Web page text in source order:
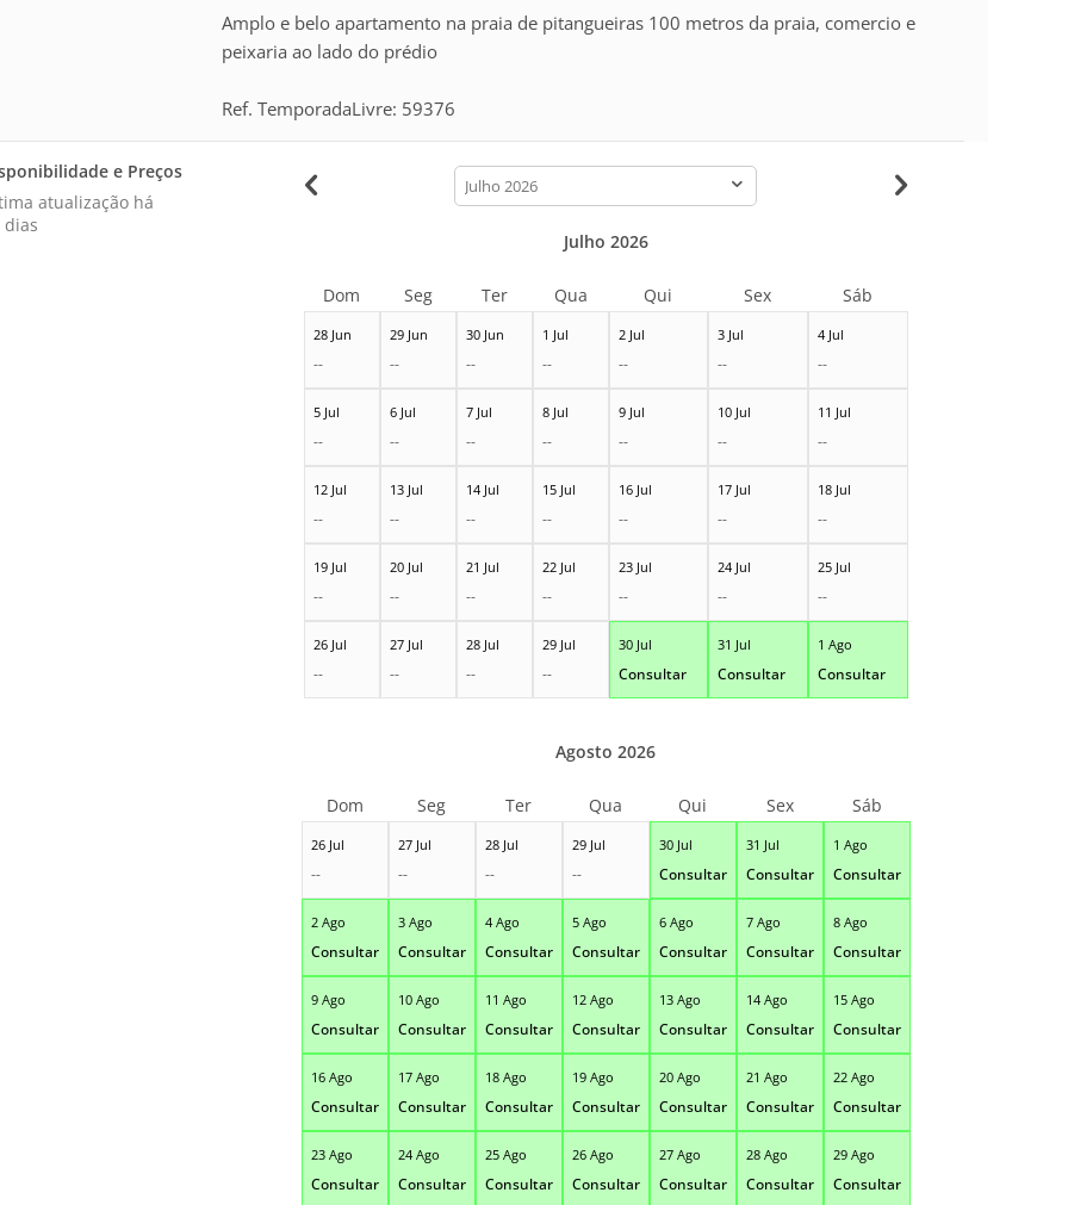
Amplo e belo apartamento na praia de pitangueiras 100 metros da praia, comercio e
peixaria ao lado do prédio
Ref. TemporadaLivre: 59376
e Preços
atualização há
dias
calendar-
month
28 Jun
--
29 Jun
--
30 Jun
--
1 Jul
--
2 Jul
--
3 Jul
--
4 Jul
--
5 Jul
--
6 Jul
--
7 Jul
--
8 Jul
--
9 Jul
--
10 Jul
--
11 Jul
--
12 Jul
--
13 Jul
--
14 Jul
--
15 Jul
--
16 Jul
--
17 Jul
--
18 Jul
--
19 Jul
--
20 Jul
--
21 Jul
--
22 Jul
--
23 Jul
--
24 Jul
--
25 Jul
--
26 Jul
--
27 Jul
--
28 Jul
--
29 Jul
--
30 Jul
Consultar
31 Jul
Consultar
1 Ago
Consultar
Julho 2026
Dom Seg Ter Qua Qui Sex Sáb
26 Jul
--
27 Jul
--
28 Jul
--
29 Jul
--
30 Jul
Consultar
31 Jul
Consultar
1 Ago
Consultar
2 Ago
Consultar
3 Ago
Consultar
4 Ago
Consultar
5 Ago
Consultar
6 Ago
Consultar
7 Ago
Consultar
8 Ago
Consultar
9 Ago
Consultar
10 Ago
Consultar
11 Ago
Consultar
12 Ago
Consultar
13 Ago
Consultar
14 Ago
Consultar
15 Ago
Consultar
16 Ago
Consultar
17 Ago
Consultar
18 Ago
Consultar
19 Ago
Consultar
20 Ago
Consultar
21 Ago
Consultar
22 Ago
Consultar
23 Ago
Consultar
24 Ago
Consultar
25 Ago
Consultar
26 Ago
Consultar
27 Ago
Consultar
28 Ago
Consultar
29 Ago
Consultar
Agosto 2026
Dom Seg Ter Qua Qui Sex Sáb